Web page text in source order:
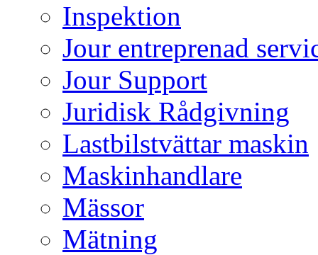
Inspektion
Jour entreprenad
Jour Support
Juridisk Rådgivning
Lastbilstvättar maskin
Maskinhandlare
Mässor
Mätning